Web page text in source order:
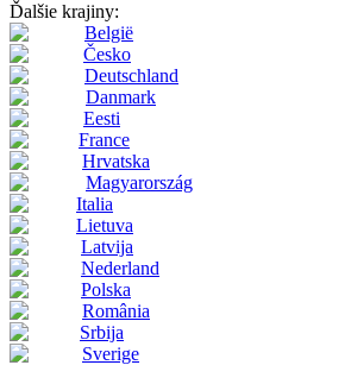
Ďalšie krajiny:
België
Česko
Deutschland
Danmark
Eesti
France
Hrvatska
Magyarország
Italia
Lietuva
Latvija
Nederland
Polska
România
Srbija
Sverige